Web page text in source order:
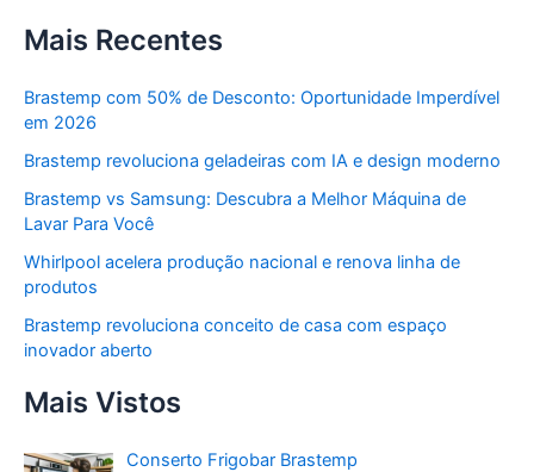
Mais Recentes
Brastemp com 50% de Desconto: Oportunidade Imperdível
em 2026
Brastemp revoluciona geladeiras com IA e design moderno
Brastemp vs Samsung: Descubra a Melhor Máquina de
Lavar Para Você
Whirlpool acelera produção nacional e renova linha de
produtos
Brastemp revoluciona conceito de casa com espaço
inovador aberto
Mais Vistos
Conserto Frigobar Brastemp